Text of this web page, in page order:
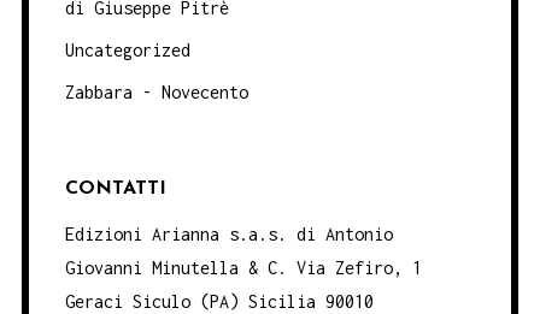
di Giuseppe Pitrè
Uncategorized
Zabbara - Novecento
CONTATTI
Edizioni Arianna s.a.s. di Antonio
Giovanni Minutella & C. Via Zefiro, 1
Geraci Siculo (PA) Sicilia 90010